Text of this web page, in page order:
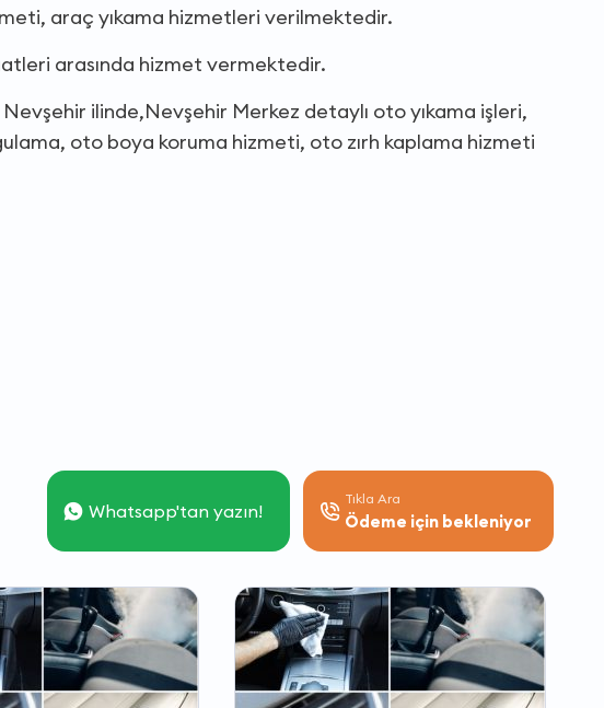
araç yıkama hizmetleri verilmektedir.
arasında hizmet vermektedir.
ilinde,Nevşehir Merkez detaylı oto yıkama işleri,
oto boya koruma hizmeti, oto zırh kaplama hizmeti
Whatsapp'tan yazın!
Tıkla Ara
Ödeme için bekleniyor